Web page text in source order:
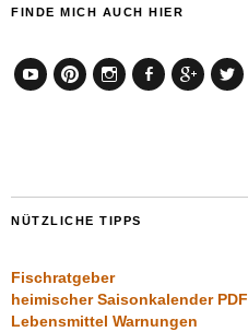
FINDE MICH AUCH HIER
NÜTZLICHE TIPPS
Fischratgeber
heimischer Saisonkalender PDF
Lebensmittel Warnungen